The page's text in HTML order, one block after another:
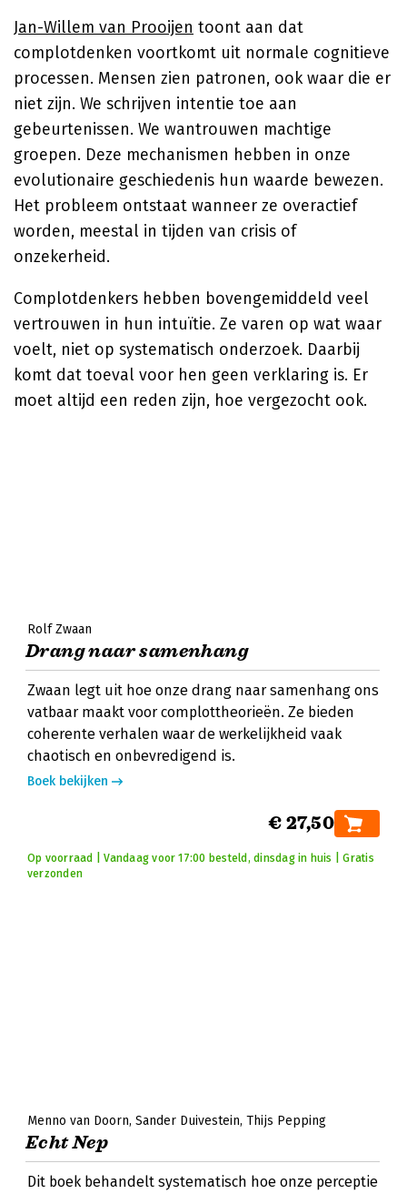
Jan-Willem van Prooijen toont aan dat
complotdenken voortkomt uit normale cognitieve
processen. Mensen zien patronen, ook waar die er
niet zijn. We schrijven intentie toe aan
gebeurtenissen. We wantrouwen machtige
groepen. Deze mechanismen hebben in onze
evolutionaire geschiedenis hun waarde bewezen.
Het probleem ontstaat wanneer ze overactief
worden, meestal in tijden van crisis of
onzekerheid.
Complotdenkers hebben bovengemiddeld veel
vertrouwen in hun intuïtie. Ze varen op wat waar
voelt, niet op systematisch onderzoek. Daarbij
komt dat toeval voor hen geen verklaring is. Er
moet altijd een reden zijn, hoe vergezocht ook.
Rolf Zwaan
Drang naar samenhang
Zwaan legt uit hoe onze drang naar samenhang ons
vatbaar maakt voor complottheorieën. Ze bieden
coherente verhalen waar de werkelijkheid vaak
chaotisch en onbevredigend is.
Boek bekijken
€ 27,50
Op voorraad | Vandaag voor 17:00 besteld, dinsdag in huis | Gratis
verzonden
Menno van Doorn Sander Duivestein Thijs Pepping
Echt Nep
Dit boek behandelt systematisch hoe onze perceptie